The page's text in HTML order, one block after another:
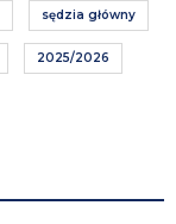
sędzia główny
2025/2026